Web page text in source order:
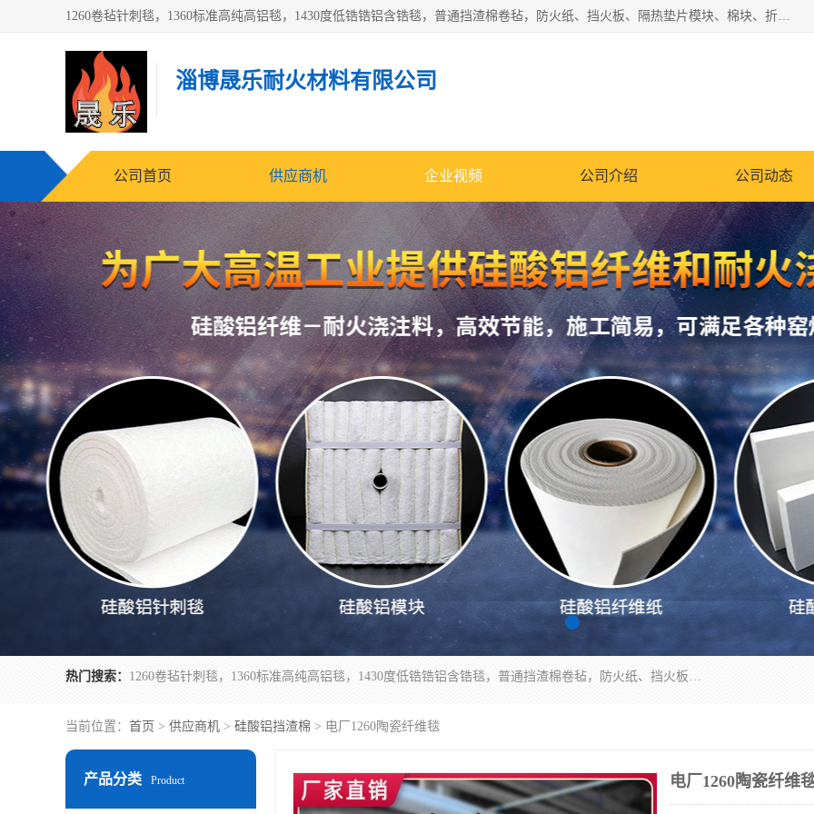
1260卷毡针刺毯，1360标准高纯高铝毯，1430度低锆锆铝含锆毯，普通挡渣棉卷毡，防火纸、挡火板、隔热垫片模块、棉块、折叠块、散棉高温固化剂价格规格密度多少钱图片视频立方平米参数指标
淄博晟乐耐火材料有限公司
公司首页 供应商机 企业视频 公司介绍 公司动态
热门搜索： 1260卷毡针刺毯，1360标准高纯高铝毯，1430度低锆锆铝含锆毯，普通挡渣棉卷毡，防火纸、挡火板、隔热垫片模块、棉块、折叠块、散棉高温固化剂价格规格密度多少钱图片视频立方平米参数指标
当前位置： 首页 > 供应商机 > 硅酸铝挡渣棉 > 电厂1260陶瓷纤维毯
产品分类 Product 电厂1260陶瓷纤维